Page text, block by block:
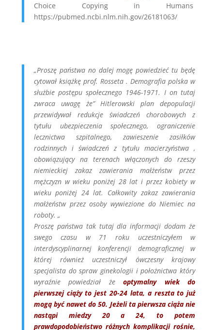
Choice Copying in Humans
https://pubmed.ncbi.nlm.nih.gov/26181063/
„Proszę państwa no dalej mogę powiedzieć tu będę
cytował książkę prof. Rosseta . Demografia polska w
służbie postępu społecznego 1946-1971. I on tutaj
zwraca uwagę że” Hitlerowski plan depopulacji
przewidywał redukcje świadczeń chorobowych z
tytułu ubezpieczenia społecznego, ograniczenie
lecznictwa szpitalnego, zawieszenie zasiłków
rodzinnych i świadczeń z tytułu macierzyństwa ,
obowiązujący na terenach włączonych do rzeszy
niemieckiej zakaz zawierania małżeństw przez
mężczyzn w wieku poniżej 28 lat i przez kobiety w
wieku poniżej 24 lat. Całkowity zakaz zawierania
małżeństw przez osoby wywiezione do Niemiec na
roboty. „
Proszę państwa tak tutaj dla informacji dodam że
swego czasu w 71 roku uczestniczyłem w
interdyscyplinarnej konferencji demograficznej w
której również uczestniczył ówczesny krajowy
specjalista do spraw ginekologii i położnictwa który
wyraźnie powiedział żeoptymalny wiek do
pierwszej ciąży to jest 20-24 lata, a reszta to już
mogą być nawet do 50. Jeżeli ta pierwsza ciąża nie
nastąpi miedzy 20 a 24, to potem
prawdopodobieństwo różnych komplikacji rośnie,